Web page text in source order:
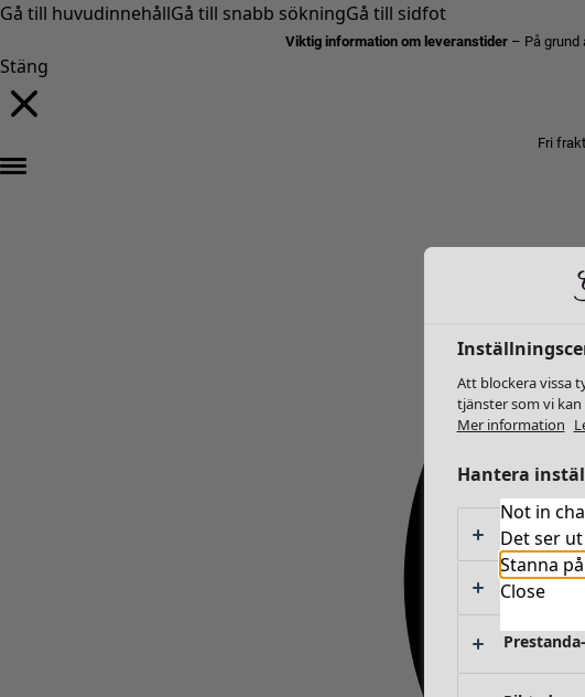
Gå till huvudinnehållGå till snabb sökningGå till sidfot
Viktig information om leveranstider – På grund
Stäng
Fri
Not in
Det ser
Stanna på
Close
Att blockera vissa
tjänster som vi
Mer information
Hantera
Absolut